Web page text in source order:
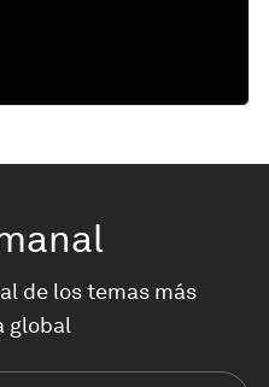
de los temas más
global